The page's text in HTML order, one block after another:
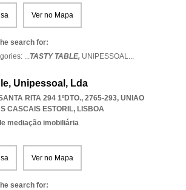
Ver no Mapa
search for:
...TASTY TABLE, UNIPESSOAL...
Unipessoal, Lda
RITA 294 1ºDTO., 2765-293, UNIAO
CASCAIS ESTORIL, LISBOA
mediação imobiliária
Ver no Mapa
search for: